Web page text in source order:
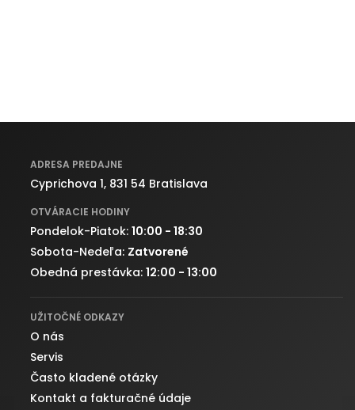
ADRESA PREDAJNE
Cyprichova 1, 831 54 Bratislava
OTVÁRACIE HODINY
Pondelok-Piatok: 10:00 - 18:30
Sobota-Nedeľa: Zatvorené
Obedná prestávka: 12:00 - 13:00
UŽITOČNÉ ODKAZY
O nás
Servis
Často kladené otázky
Kontakt a fakturačné údaje